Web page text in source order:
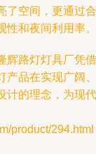
了空间，更通过合
性和夜间利用率。
辉路灯灯具厂凭借
产品在实现广阔、
计的理念，为现代
product/294.html